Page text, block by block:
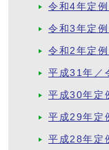
令和4年定
令和3年定
令和2年定
平成31年／
平成30年定
平成29年定
平成28年定